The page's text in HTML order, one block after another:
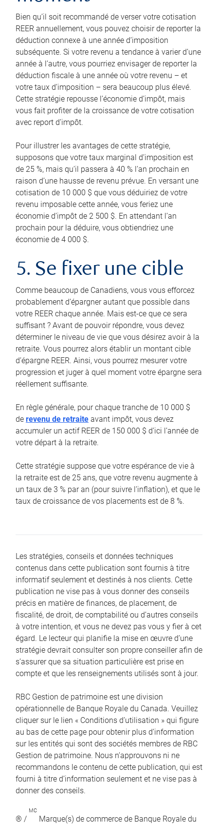
Bien qu’il soit recommandé de verser votre cotisation
REER annuellement, vous pouvez choisir de reporter la
déduction connexe à une année d’imposition
subséquente. Si votre revenu a tendance à varier d’une
année à l’autre, vous pourriez envisager de reporter la
déduction fiscale à une année où votre revenu – et
votre taux d’imposition – sera beaucoup plus élevé.
Cette stratégie repousse l’économie d’impôt, mais
vous fait profiter de la croissance de votre cotisation
avec report d’impôt.
Pour illustrer les avantages de cette stratégie,
supposons que votre taux marginal d’imposition est
de 25 %, mais qu’il passera à 40 % l’an prochain en
raison d’une hausse de revenu prévue. En versant une
cotisation de 10 000 $ que vous déduiriez de votre
revenu imposable cette année, vous feriez une
économie d’impôt de 2 500 $. En attendant l’an
prochain pour la déduire, vous obtiendriez une
économie de 4 000 $.
5. Se fixer une cible
Comme beaucoup de Canadiens, vous vous efforcez
probablement d’épargner autant que possible dans
votre REER chaque année. Mais est-ce que ce sera
suffisant ? Avant de pouvoir répondre, vous devez
déterminer le niveau de vie que vous désirez avoir à la
retraite. Vous pourrez alors établir un montant cible
d’épargne REER. Ainsi, vous pourrez mesurer votre
progression et juger à quel moment votre épargne sera
réellement suffisante.
En règle générale, pour chaque tranche de 10 000 $
de revenu de retraite avant impôt, vous devez
accumuler un actif REER de 150 000 $ d’ici l’année de
votre départ à la retraite.
Cette stratégie suppose que votre espérance de vie à
la retraite est de 25 ans, que votre revenu augmente à
un taux de 3 % par an (pour suivre l’inflation), et que le
taux de croissance de vos placements est de 8 %.
Les stratégies, conseils et données techniques
contenus dans cette publication sont fournis à titre
informatif seulement et destinés à nos clients. Cette
publication ne vise pas à vous donner des conseils
précis en matière de finances, de placement, de
fiscalité, de droit, de comptabilité ou d’autres conseils
à votre intention, et vous ne devez pas vous y fier à cet
égard. Le lecteur qui planifie la mise en œuvre d’une
stratégie devrait consulter son propre conseiller afin de
s’assurer que sa situation particulière est prise en
compte et que les renseignements utilisés sont à jour.
RBC Gestion de patrimoine est une division
opérationnelle de Banque Royale du Canada. Veuillez
cliquer sur le lien « Conditions d’utilisation » qui figure
au bas de cette page pour obtenir plus d’information
sur les entités qui sont des sociétés membres de RBC
Gestion de patrimoine. Nous n’approuvons ni ne
recommandons le contenu de cette publication, qui est
fourni à titre d’information seulement et ne vise pas à
donner des conseils.
® /
MC
Marque(s) de commerce de Banque Royale du